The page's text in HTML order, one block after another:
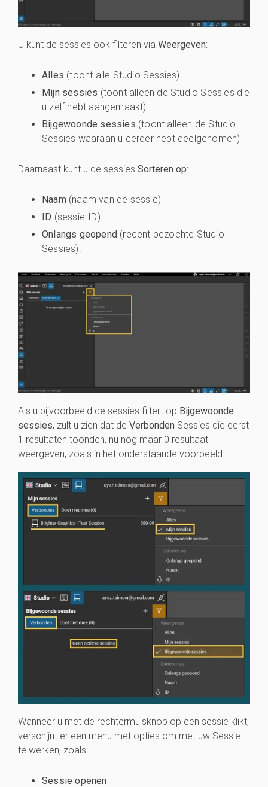
U kunt de sessies ook filteren via Weergeven:
Alles (toont alle Studio Sessies)
Mijn sessies (toont alleen de Studio Sessies die
u zelf hebt aangemaakt)
Bijgewoonde sessies (toont alleen de Studio
Sessies waaraan u eerder hebt deelgenomen)
Daarnaast kunt u de sessies Sorteren op:
Naam (naam van de sessie)
ID (sessie-ID)
Onlangs geopend (recent bezochte Studio
Sessies).
Als u bijvoorbeeld de sessies filtert op Bijgewoonde
sessies, zult u zien dat de Verbonden Sessies die eerst
1 resultaten toonden, nu nog maar 0 resultaat
weergeven, zoals in het onderstaande voorbeeld.
Wanneer u met de rechtermuisknop op een sessie klikt,
verschijnt er een menu met opties om met uw Sessie
te werken, zoals:
Sessie openen